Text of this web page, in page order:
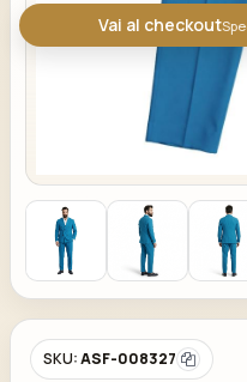
Vai al checkout
SKU:ASF-008327